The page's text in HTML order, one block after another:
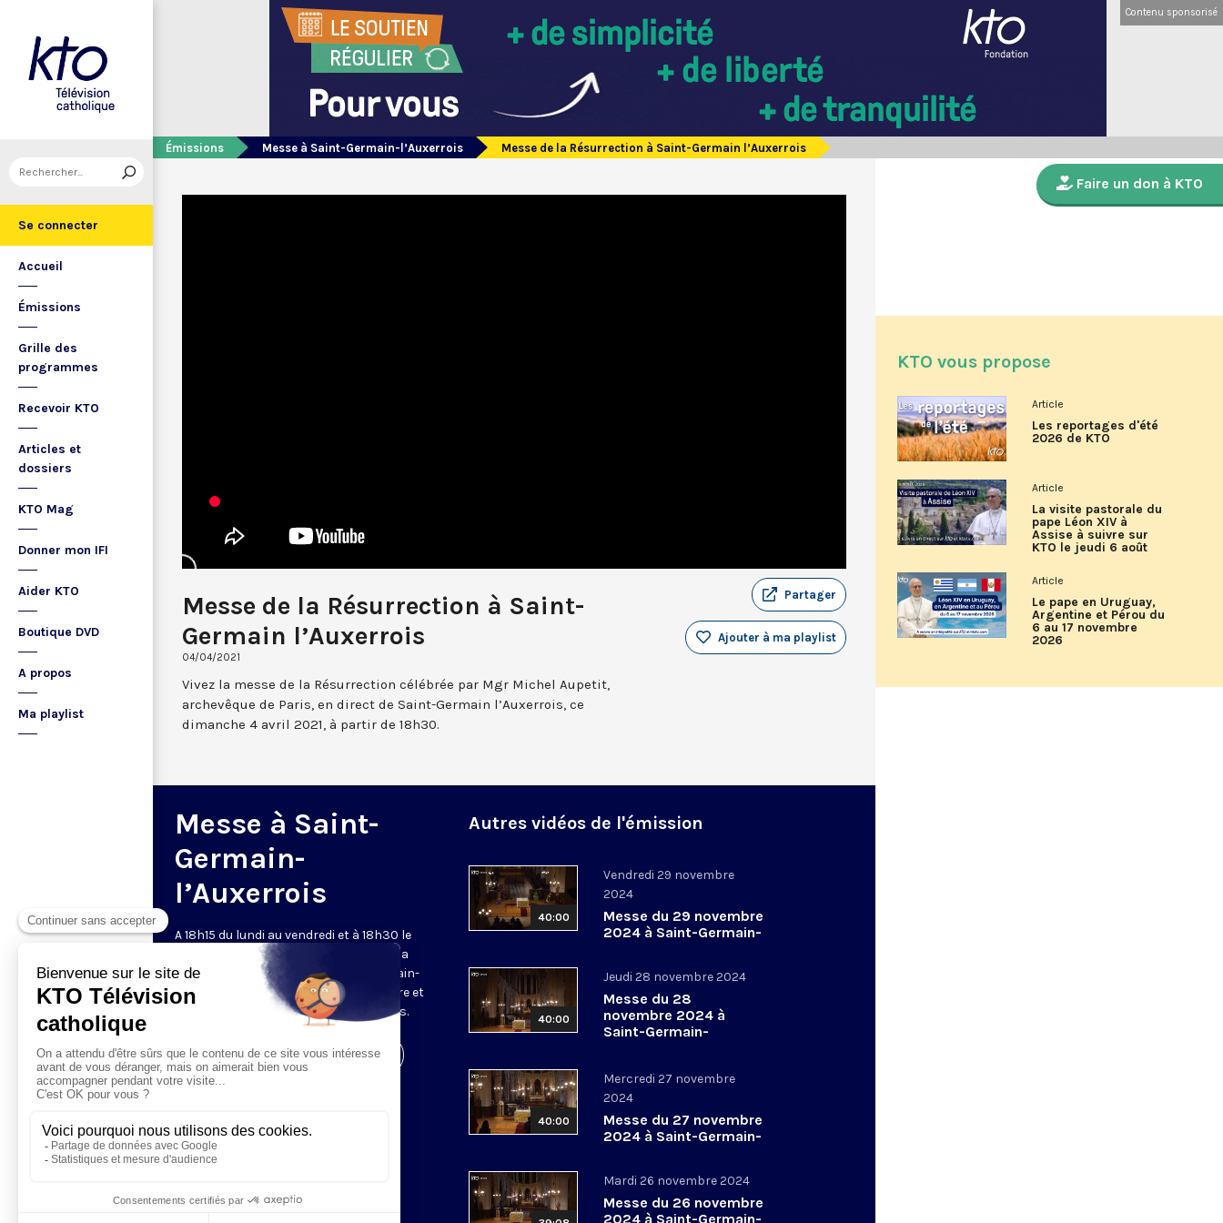
Se connecter
Accueil
Émissions
Grille des
programmes
Recevoir KTO
Articles et
dossiers
KTO Mag
Donner mon IFI
Aider KTO
Boutique DVD
A propos
Ma playlist
Contenu sponsorisé
Émissions Messe à Saint-Germain-l’Auxerrois Messe de la Résurrection à Saint-Germain l’Auxerrois
Messe de la Résurrection à Saint-
Germain l’Auxerrois
04/04/2021
Partager
Ajouter à ma playlist
Vivez la messe de la Résurrection célébrée par Mgr Michel Aupetit,
archevêque de Paris, en direct de Saint-Germain l’Auxerrois, ce
dimanche 4 avril 2021, à partir de 18h30.
Messe à Saint-
Germain-
l’Auxerrois
A 18h15 du lundi au vendredi et à 18h30 le
samedi et dimanche, KTO retransmet la
messe en direct de l'église Saint-Germain-
l'Auxerrois, grâce au recteur archiprêtre et
aux chapelains de Notre-Dame de Paris.
Visiter la page de l'émission
Autres vidéos de l'émission
40:00
Vendredi 29 novembre
2024
Messe du 29 novembre
2024 à Saint-Germain-
40:00
Jeudi 28 novembre 2024
Messe du 28
novembre 2024 à
Saint-Germain-
40:00
Mercredi 27 novembre
2024
Messe du 27 novembre
2024 à Saint-Germain-
Mardi 26 novembre 2024
Messe du 26 novembre
2024 à Saint-Germain-
Faire un don à KTO
KTO vous propose
Article
Les reportages d'été
2026 de KTO
Article
La visite pastorale du
pape Léon XIV à
Assise à suivre sur
KTO le jeudi 6 août
Article
Le pape en Uruguay,
Argentine et Pérou du
6 au 17 novembre
2026